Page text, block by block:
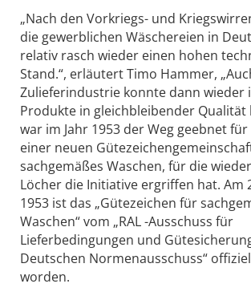
„Nach den Vorkriegs- und
die gewerblichen Wäschereien in
relativ rasch wieder einen hohen
Stand.“, erläutert Timo Hammer,
Zulieferindustrie konnte dann wieder
Produkte in gleichbleibender Qualität
war im Jahr 1953 der Weg geebnet
einer neuen
sachgemäßes Waschen, für die
Löcher die Initiative ergriffen hat. Am
1953 ist das „Gütezeichen für
Waschen“ vom „RAL -Ausschuss für
Lieferbedingungen und
Deutschen Normenausschuss“
worden.